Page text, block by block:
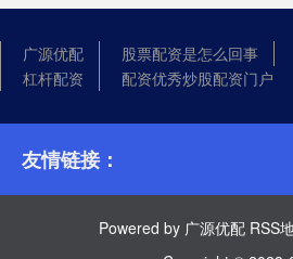
广源优配 股票配资是怎么回事
杠杆配资
配资优秀炒股配资门户
友情链接：
Powered by 广源优配 RSS